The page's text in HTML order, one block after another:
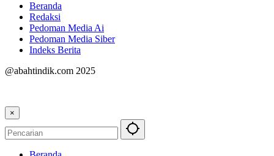
Beranda
Redaksi
Pedoman Media Ai
Pedoman Media Siber
Indeks Berita
@abahtindik.com 2025
×